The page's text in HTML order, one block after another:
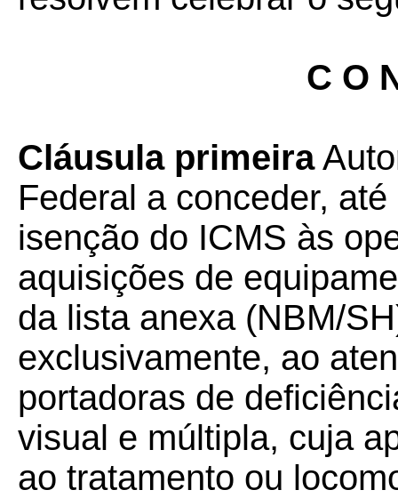
C O
Cláusula primeira
Federal a conceder,
isenção do ICMS às
aquisições de
da lista anexa (NBM/
exclusivamente, ao
portadoras de
visual e múltipla, cuja
ao tratamento ou